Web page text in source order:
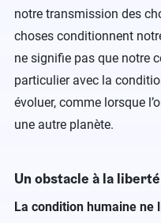
notre transmission des
choses conditionnent
ne signifie pas que notre
particulier avec la
évoluer, comme lorsque
une autre planète.
Un obstacle à la
La condition humaine ne